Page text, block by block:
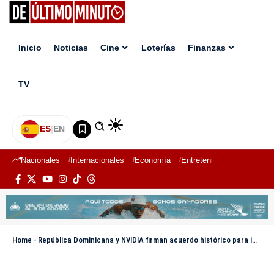
Inicio Noticias Cine Loterías Finanzas
TV
ES|EN
Nacionales Internacionales Economía Entretenimiento
Home - República Dominicana y NVIDIA firman acuerdo histórico para impulsar la Inteligencia Artificial